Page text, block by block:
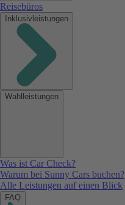
Reisebüros
Inklusivleistungen
Wahlleistungen
Was ist Car Check?
Warum bei Sunny Cars buchen?
Alle Leistungen auf einen Blick
FAQ